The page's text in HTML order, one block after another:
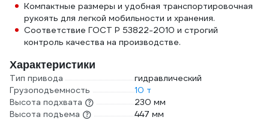
Компактные размеры и удобная транспортировочная
рукоять для легкой мобильности и хранения.
Соответствие ГОСТ Р 53822-2010 и строгий
контроль качества на производстве.
Характеристики
Тип привода
гидравлический
Грузоподъемность
10 т
Высота подхвата
230 мм
Высота подъема
447 мм